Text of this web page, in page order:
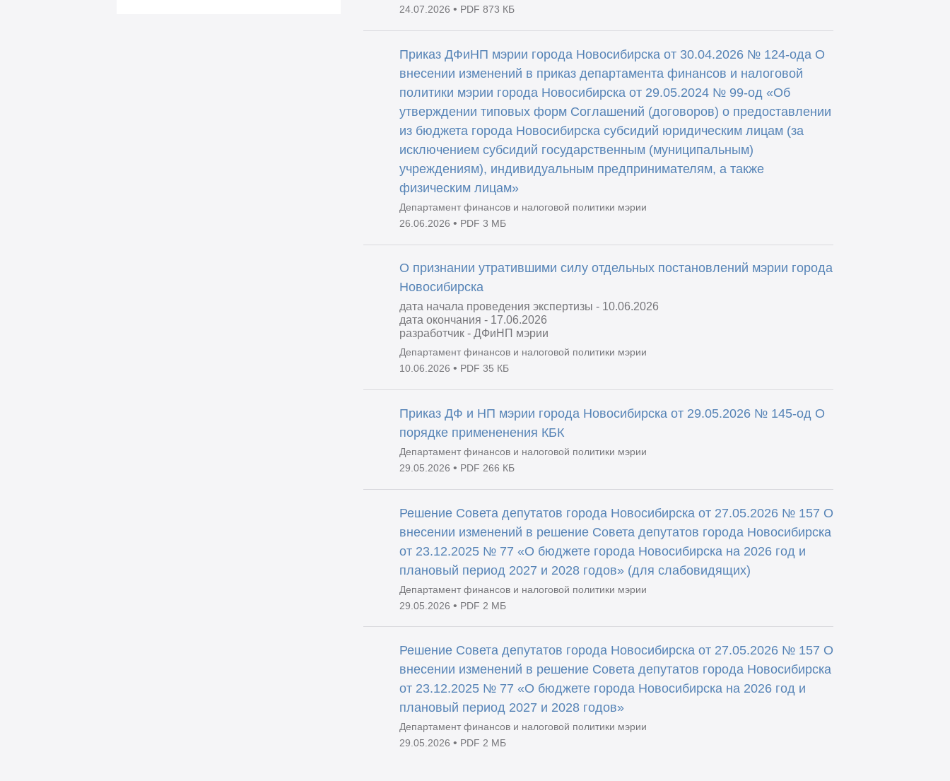
24.07.2026 • PDF 873 КБ
Приказ ДФиНП мэрии города Новосибирска от 30.04.2026 № 124-ода О
внесении изменений в приказ департамента финансов и налоговой
политики мэрии города Новосибирска от 29.05.2024 № 99-од «Об
утверждении типовых форм Соглашений (договоров) о предоставлении
из бюджета города Новосибирска субсидий юридическим лицам (за
исключением субсидий государственным (муниципальным)
учреждениям), индивидуальным предпринимателям, а также
физическим лицам»
Департамент финансов и налоговой политики мэрии
26.06.2026 • PDF 3 МБ
О признании утратившими силу отдельных постановлений мэрии города
Новосибирска
дата начала проведения экспертизы - 10.06.2026
дата окончания - 17.06.2026
разработчик - ДФиНП мэрии
Департамент финансов и налоговой политики мэрии
10.06.2026 • PDF 35 КБ
Приказ ДФ и НП мэрии города Новосибирска от 29.05.2026 № 145-од О
порядке примененения КБК
Департамент финансов и налоговой политики мэрии
29.05.2026 • PDF 266 КБ
Решение Совета депутатов города Новосибирска от 27.05.2026 № 157 О
внесении изменений в решение Совета депутатов города Новосибирска
от 23.12.2025 № 77 «О бюджете города Новосибирска на 2026 год и
плановый период 2027 и 2028 годов» (для слабовидящих)
Департамент финансов и налоговой политики мэрии
29.05.2026 • PDF 2 МБ
Решение Совета депутатов города Новосибирска от 27.05.2026 № 157 О
внесении изменений в решение Совета депутатов города Новосибирска
от 23.12.2025 № 77 «О бюджете города Новосибирска на 2026 год и
плановый период 2027 и 2028 годов»
Департамент финансов и налоговой политики мэрии
29.05.2026 • PDF 2 МБ